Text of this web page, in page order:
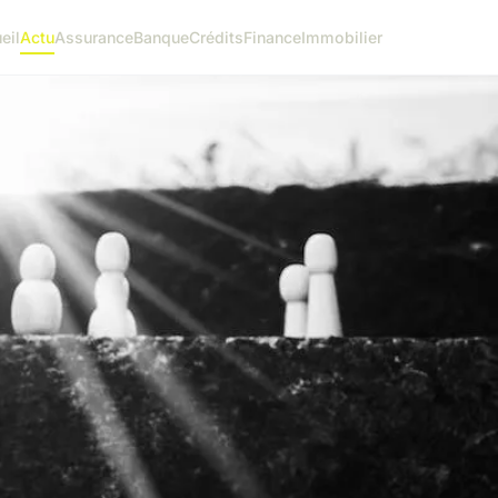
ActuAssuranceBanqueCréditsFinanceImmobilier